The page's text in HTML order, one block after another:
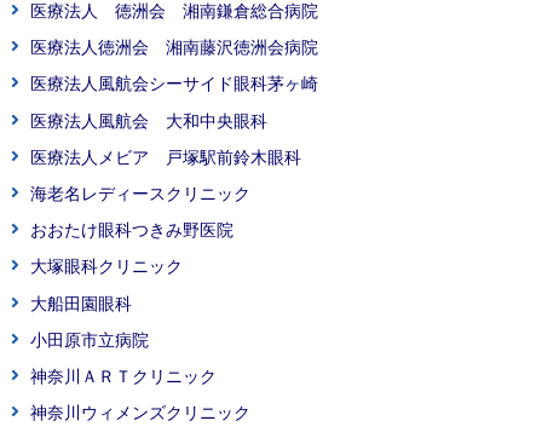
医療法人 徳洲会 湘南鎌倉総合病院
医療法人徳洲会 湘南藤沢徳洲会病院
医療法人風航会シーサイド眼科茅ヶ崎
医療法人風航会 大和中央眼科
医療法人メビア 戸塚駅前鈴木眼科
海老名レディースクリニック
おおたけ眼科つきみ野医院
大塚眼科クリニック
大船田園眼科
小田原市立病院
神奈川ＡＲＴクリニック
神奈川ウィメンズクリニック